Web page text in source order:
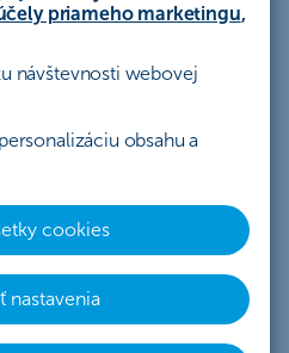
priameho marketingu,
návštevnosti webovej
obsahu a
cookies
nastavenia
meniaci sa svet
prosperity